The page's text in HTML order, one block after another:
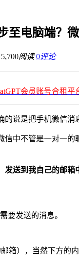
至电脑端？
5,700阅读 0评论
会员账号合租平
说是把手机微信消
信中不管是一对一
送到我自己的邮箱
要发送的消息。
箱），当然下方的内